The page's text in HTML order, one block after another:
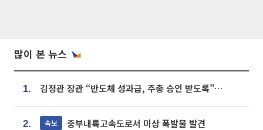
많이 본 뉴스
1. 김정관 장관 “반도체 성과급, 주총 승인 받도록”…상법·자본시장법 개정 시사
2. 속보 중부내륙고속도로서 미상 폭발물 발견